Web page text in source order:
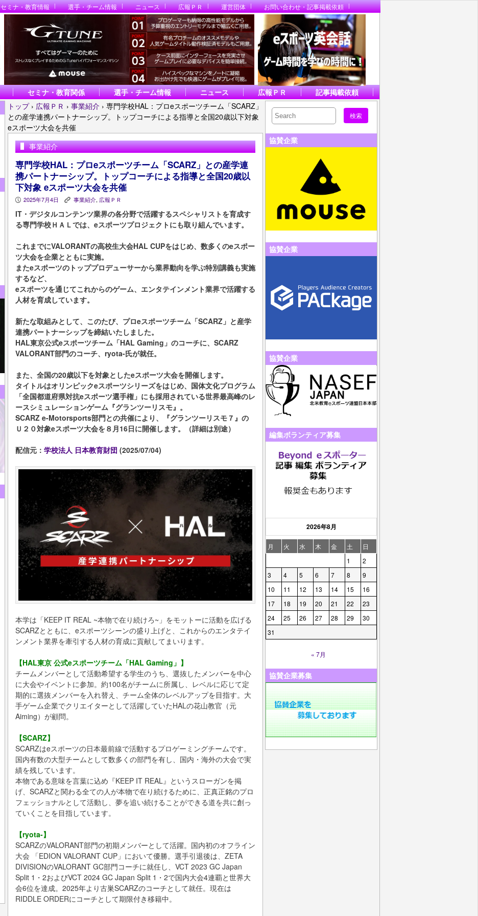
セミナ・教育情報 選手・チーム情報 ニュース 広報ＰＲ 運営団体 お問い合わせ・記事掲載依頼
セミナ・教育関係 選手・チーム情報 ニュース 広報ＰＲ
記事掲載依頼
トップ › 広報ＰＲ › 事業紹介 › 専門学校HAL：プロeスポーツチーム「SCARZ」
との産学連携パートナーシップ。トップコーチによる指導と全国20歳以下対象
eスポーツ大会を共催
事業紹介
専門学校HAL：プロeスポーツチーム「SCARZ」との産学連
携パートナーシップ。トップコーチによる指導と全国20歳以
下対象 eスポーツ大会を共催
P 2025年7月4日 K 事業紹介, 広報ＰＲ
IT・デジタルコンテンツ業界の各分野で活躍するスペシャリストを育成す
る専門学校ＨＡＬでは、eスポーツプロジェクトにも取り組んでいます。
これまでにVALORANTの高校生大会HAL CUPをはじめ、数多くのeスポー
ツ大会を企業とともに実施。
またeスポーツのトッププロデューサーから業界動向を学ぶ特別講義も実施
するなど、
eスポーツを通じてこれからのゲーム、エンタテインメント業界で活躍する
人材を育成しています。
新たな取組みとして、このたび、プロeスポーツチーム「SCARZ」と産学
連携パートナーシップを締結いたしました。
HAL東京公式eスポーツチーム「HAL Gaming」のコーチに、SCARZ
VALORANT部門のコーチ、ryota-氏が就任。
また、全国の20歳以下を対象としたeスポーツ大会を開催します。
タイトルはオリンピックeスポーツシリーズをはじめ、国体文化プログラム
「全国都道府県対抗eスポーツ選手権」にも採用されている世界最高峰のレ
ースシミュレーションゲーム『グランツーリスモ』。
SCARZ e-Motorsports部門との共催により、『グランツーリスモ７』の
Ｕ２０対象eスポーツ大会を８月16日に開催します。（詳細は別途）
配信元： 学校法人 日本教育財団 (2025/07/04)
本学は「KEEP IT REAL ~本物で在り続けろ~」をモットーに活動を広げる
SCARZとともに、eスポーツシーンの盛り上げと、これからのエンタテイ
ンメント業界を牽引する人材の育成に貢献してまいります。
【HAL東京 公式eスポーツチーム「HAL Gaming」】
チームメンバーとして活動希望する学生のうち、選抜したメンバーを中心
に大会やイベントに参加。約100名がチームに所属し、レベルに応じて定
期的に選抜メンバーを入れ替え、チーム全体のレベルアップを目指す。大
手ゲーム企業でクリエイターとして活躍していたHALの花山教官（元
Aiming）が顧問。
【SCARZ】
SCARZはeスポーツの日本最前線で活動するプロゲーミングチームです。
国内有数の大型チームとして数多くの部門を有し、国内・海外の大会で実
績を残しています。
本物である意味を言葉に込め『KEEP IT REAL』というスローガンを掲
げ、SCARZと関わる全ての人が本物で在り続けるために、正真正銘のプロ
フェッショナルとして活動し、夢を追い続けることができる道を共に創っ
ていくことを目指しています。
【ryota-】
SCARZのVALORANT部門の初期メンバーとして活躍。国内初のオフライン
大会 「EDION VALORANT CUP」において優勝。選手引退後は、ZETA
DIVISIONのVALORANT GC部門コーチに就任し、VCT 2023 GC Japan
Split 1・2およびVCT 2024 GC Japan Split 1・2で国内大会4連覇と世界大
会6位を達成。2025年より古巣SCARZのコーチとして就任。現在は
RIDDLE ORDERにコーチとして期限付き移籍中。
協賛企業
協賛企業
協賛企業
編集ボランティア募集
2026年8月
月 火 水 木 金 土
日
1
2
3
4 5 6 7 8
9
10
11 12 13 14 15
16
17
18 19 20 21 22
23
24
25 26 27 28 29
30
31
« 7月
協賛企業募集